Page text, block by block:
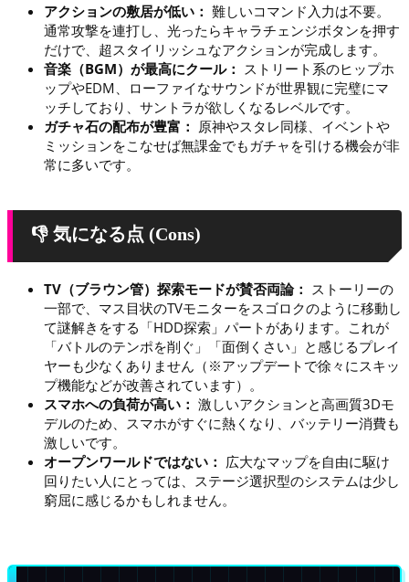
アクションの敷居が低い： 難しいコマンド入力は不要。
通常攻撃を連打し、光ったらキャラチェンジボタンを押す
だけで、超スタイリッシュなアクションが完成します。
音楽（BGM）が最高にクール： ストリート系のヒップホ
ップやEDM、ローファイなサウンドが世界観に完璧にマ
ッチしており、サントラが欲しくなるレベルです。
ガチャ石の配布が豊富： 原神やスタレ同様、イベントや
ミッションをこなせば無課金でもガチャを引ける機会が非
常に多いです。
👎 気になる点 (Cons)
TV（ブラウン管）探索モードが賛否両論： ストーリーの
一部で、マス目状のTVモニターをスゴロクのように移動し
て謎解きをする「HDD探索」パートがあります。これが
「バトルのテンポを削ぐ」「面倒くさい」と感じるプレイ
ヤーも少なくありません（※アップデートで徐々にスキッ
プ機能などが改善されています）。
スマホへの負荷が高い： 激しいアクションと高画質3Dモ
デルのため、スマホがすぐに熱くなり、バッテリー消費も
激しいです。
オープンワールドではない： 広大なマップを自由に駆け
回りたい人にとっては、ステージ選択型のシステムは少し
窮屈に感じるかもしれません。